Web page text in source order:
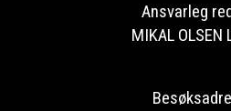
Ansvarleg
MIKAL OLSEN